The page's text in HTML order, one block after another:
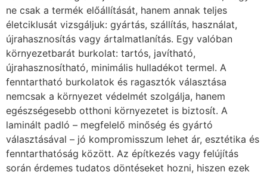
ne csak a termék előállítását, hanem annak teljes
életciklusát vizsgáljuk: gyártás, szállítás, használat,
újrahasznosítás vagy ártalmatlanítás. Egy valóban
környezetbarát burkolat: tartós, javítható,
újrahasznosítható, minimális hulladékot termel. A
fenntartható burkolatok és ragasztók választása
nemcsak a környezet védelmét szolgálja, hanem
egészségesebb otthoni környezetet is biztosít. A
laminált padló – megfelelő minőség és gyártó
választásával – jó kompromisszum lehet ár, esztétika és
fenntarthatóság között. Az építkezés vagy felújítás
során érdemes tudatos döntéseket hozni, hiszen ezek